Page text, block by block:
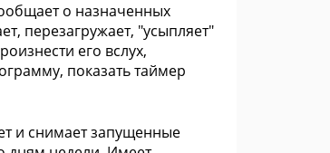
о назначенных
перезагружает, "усыпляет"
его вслух,
показать таймер
и снимает запущенные